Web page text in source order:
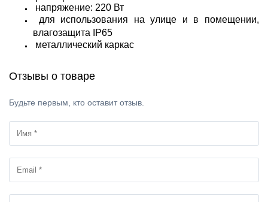
напряжение: 220 Вт
для использования на улице и в помещении,
влагозащита IP65
металлический каркас
Отзывы о товаре
Будьте первым, кто оставит отзыв.